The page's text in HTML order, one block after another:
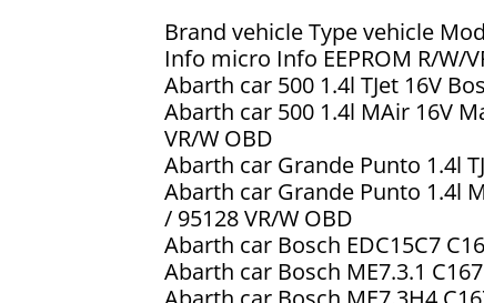
Brand vehicle Type vehicle
Info micro Info EEPROM R/W/
Abarth car 500 1.4l TJet 16V
Abarth car 500 1.4l MAir 16V
VR/W OBD
Abarth car Grande Punto 1.4l
Abarth car Grande Punto 1.4l
/ 95128 VR/W OBD
Abarth car Bosch EDC15C7
Abarth car Bosch ME7.3.1